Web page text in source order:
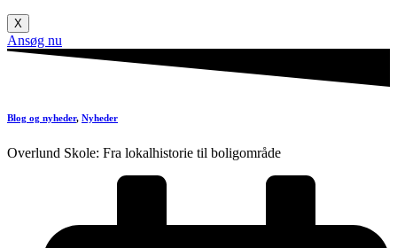
X
Ansøg nu
Blog og nyheder, Nyheder
Overlund Skole: Fra lokalhistorie til boligområde